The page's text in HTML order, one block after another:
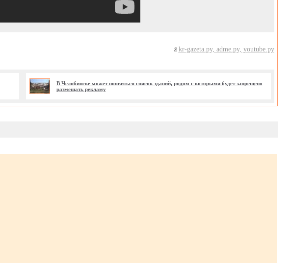
kr-gazeta.ру, adme.ру, youtube.ру
В Челябинске может появиться список зданий, рядом с которыми будет запрещено
размещать рекламу